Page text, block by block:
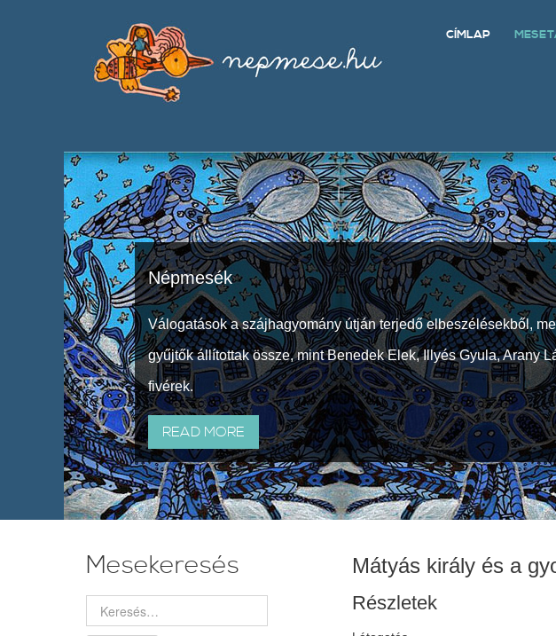
CÍMLAP
Népmesék
Válogatások a szájhagyomány útján terjedő elbeszélésekből,
gyűjtők állítottak össze, mint Benedek Elek, Illyés Gyula, Arany
fivérek.
READ MORE
Mátyás király és a
Részletek
Mesekeresés